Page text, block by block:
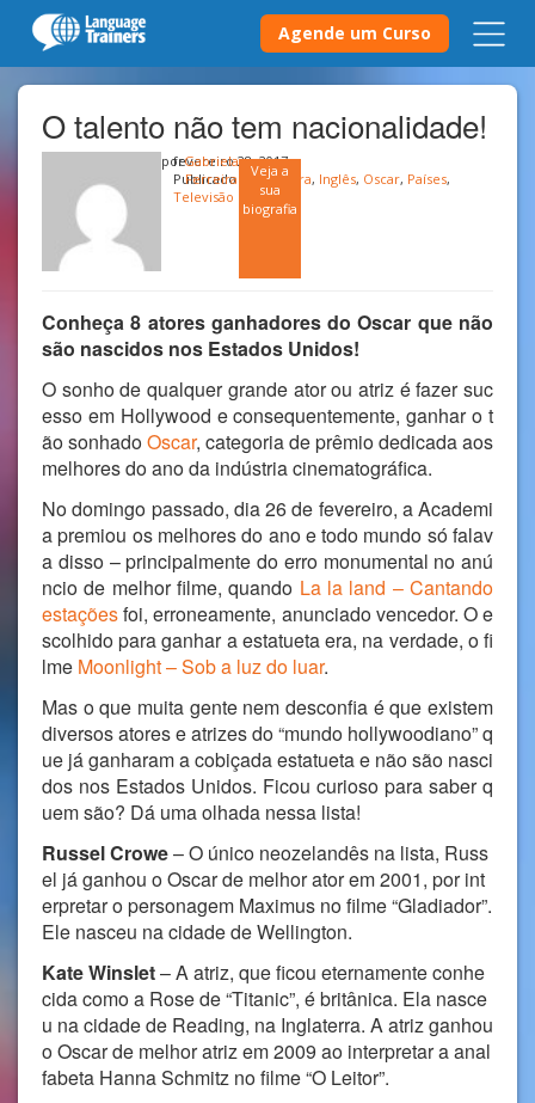
Agende um Curso
O talento não tem nacionalidade!
porGabriela
Ferreira
Veja a
sua
biografia
fevereiro 28, 2017
Publicado emCultura, Inglês, Oscar, Países,
Televisão e Filmes
Conheça 8 atores ganhadores do Oscar que não
são nascidos nos Estados Unidos!
O sonho de qualquer grande ator ou atriz é fazer suc
esso em Hollywood e consequentemente, ganhar o t
ão sonhadoOscar, categoria de prêmio dedicada aos
melhores do ano da indústria cinematográfica.
No domingo passado, dia 26 de fevereiro, a Academi
a premiou os melhores do ano e todo mundo só falav
a disso – principalmente do erro monumental no anú
ncio de melhor filme, quando La la land – Cantando
estaçõesfoi, erroneamente, anunciado vencedor. O e
scolhido para ganhar a estatueta era, na verdade, o fi
lme Moonlight – Sob a luz do luar.
Mas o que muita gente nem desconfia é que existem
diversos atores e atrizes do “mundo hollywoodiano” q
ue já ganharam a cobiçada estatueta e não são nasci
dos nos Estados Unidos. Ficou curioso para saber q
uem são? Dá uma olhada nessa lista!
Russel Crowe– O único neozelandês na lista, Russ
el já ganhou o Oscar de melhor ator em 2001, por int
erpretar o personagem Maximus no filme “Gladiador”.
Ele nasceu na cidade de Wellington.
Kate Winslet– A atriz, que ficou eternamente conhe
cida como a Rose de “Titanic”, é britânica. Ela nasce
u na cidade de Reading, na Inglaterra. A atriz ganhou
o Oscar de melhor atriz em 2009 ao interpretar a anal
fabeta Hanna Schmitz no filme “O Leitor”.